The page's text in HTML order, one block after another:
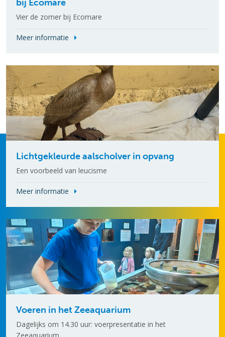
bij Ecomare
Vier de zomer bij Ecomare
Meer informatie
Lichtgekleurde aalscholver in opvang
Een voorbeeld van leucisme
Meer informatie
Voeren in het Zeeaquarium
Dagelijks om 14.30 uur: voerpresentatie in het